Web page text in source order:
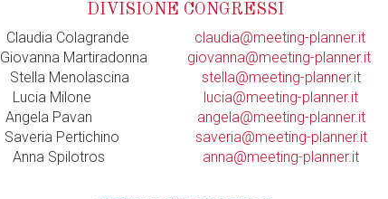
DIVISIONE CONGRESSI
Claudia Colagrande claudia@meeting-planner.it
Giovanna Martiradonna giovanna@meeting-planner.it
Stella Menolascina stella@meeting-planner.it
Lucia Milone lucia@meeting-planner.it
Angela Pavan angela@meeting-planner.it
Saveria Pertichino saveria@meeting-planner.it
Anna Spilotros anna@meeting-planner.it